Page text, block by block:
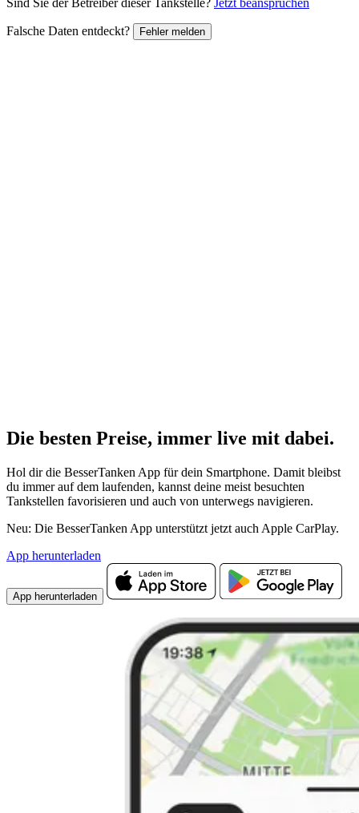
Sind Sie der Betreiber dieser Tankstelle? Jetzt beanspruchen
Falsche Daten entdeckt? Fehler melden
Die besten Preise, immer live mit dabei.
Hol dir die BesserTanken App für dein Smartphone. Damit bleibst
du immer auf dem laufenden, kannst deine meist besuchten
Tankstellen favorisieren und auch von unterwegs navigieren.
Neu: Die BesserTanken App unterstützt jetzt auch Apple CarPlay.
App herunterladen
App herunterladen